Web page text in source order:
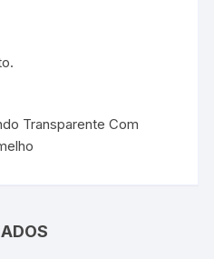
Transparente Com